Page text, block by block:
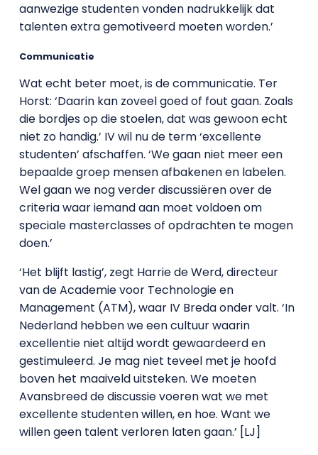
aanwezige studenten vonden nadrukkelijk dat
talenten extra gemotiveerd moeten worden.’
Communicatie
Wat echt beter moet, is de communicatie. Ter
Horst: ‘Daarin kan zoveel goed of fout gaan. Zoals
die bordjes op die stoelen, dat was gewoon echt
niet zo handig.’ IV wil nu de term ‘excellente
studenten’ afschaffen. ‘We gaan niet meer een
bepaalde groep mensen afbakenen en labelen.
Wel gaan we nog verder discussiëren over de
criteria waar iemand aan moet voldoen om
speciale masterclasses of opdrachten te mogen
doen.’
‘Het blijft lastig’, zegt Harrie de Werd, directeur
van de Academie voor Technologie en
Management (ATM), waar IV Breda onder valt. ‘In
Nederland hebben we een cultuur waarin
excellentie niet altijd wordt gewaardeerd en
gestimuleerd. Je mag niet teveel met je hoofd
boven het maaiveld uitsteken. We moeten
Avansbreed de discussie voeren wat we met
excellente studenten willen, en hoe. Want we
willen geen talent verloren laten gaan.’ [LJ]